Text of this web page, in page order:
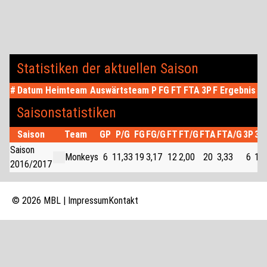
Statistiken der aktuellen Saison
# Datum Heimteam Auswärtsteam P FG FT FTA 3PF Ergebnis
Saisonstatistiken
Saison Team GP P/G FG FG/G FT FT/G FTA FTA/G 3P
Saison
2016/2017
Monkeys 6 11,33 19 3,17 12 2,00 20 3,33 6
© 2026 MBL | ImpressumKontakt